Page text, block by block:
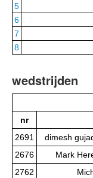
5
6
7
8
wedstrijden
nr
2691
dimesh
2676
Mark
2762